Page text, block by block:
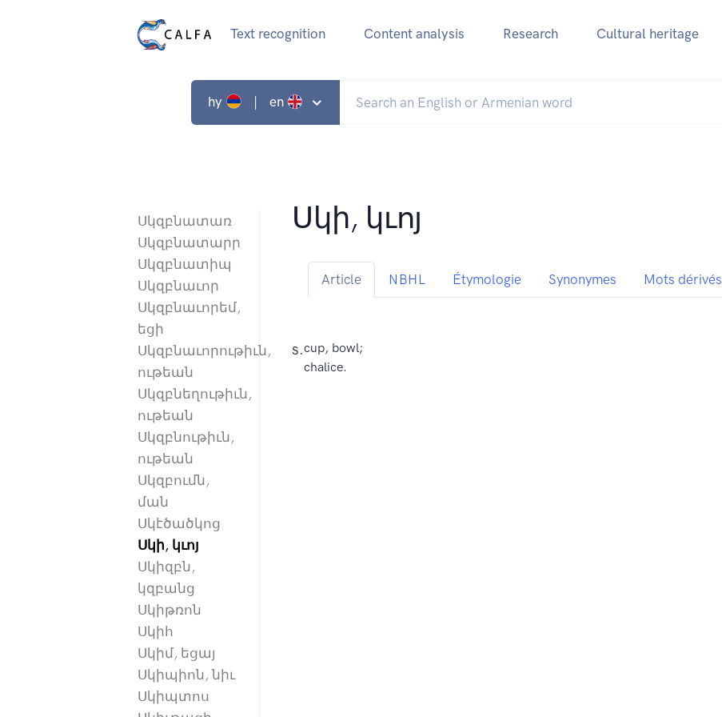
Text recognition Content analysis Research Cultural heritage
hy | en
Սկզբնատառ
Սկզբնատարր
Սկզբնատիպ
Սկզբնաւոր
Սկզբնաւորեմ,
եցի
Սկզբնաւորութիւն,
ութեան
Սկզբնեղութիւն,
ութեան
Սկզբնութիւն,
ութեան
Սկզբումն,
ման
Սկէծածկոց
Սկի, կւոյ
Սկիզբն,
կզբանց
Սկիթռոն
Սկիհ
Սկիմ, եցայ
Սկիպիոն, նիւ
Սկիպտոս
Սկի, կւոյ
Article NBHL Étymologie Synonymes Mots dérivés
s.cup, bowl;
chalice.